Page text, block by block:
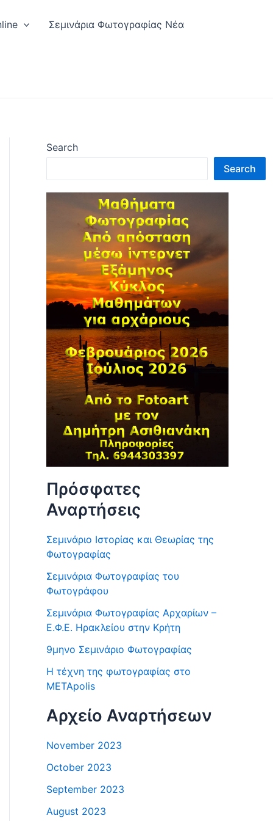
Σεμινάρια Φωτογραφίας Νέα
Search
Search
Πρόσφατες
Αναρτήσεις
Σεμινάριο Ιστορίας και Θεωρίας της
Φωτογραφίας
Σεμινάρια Φωτογραφίας του
Φωτογράφου
Σεμινάρια Φωτογραφίας Αρχαρίων –
Ε.Φ.Ε. Ηρακλείου στην Κρήτη
9μηνο Σεμινάριο Φωτογραφίας
Η τέχνη της φωτογραφίας στο
METApolis
Αρχείο Αναρτήσεων
November 2023
October 2023
September 2023
August 2023